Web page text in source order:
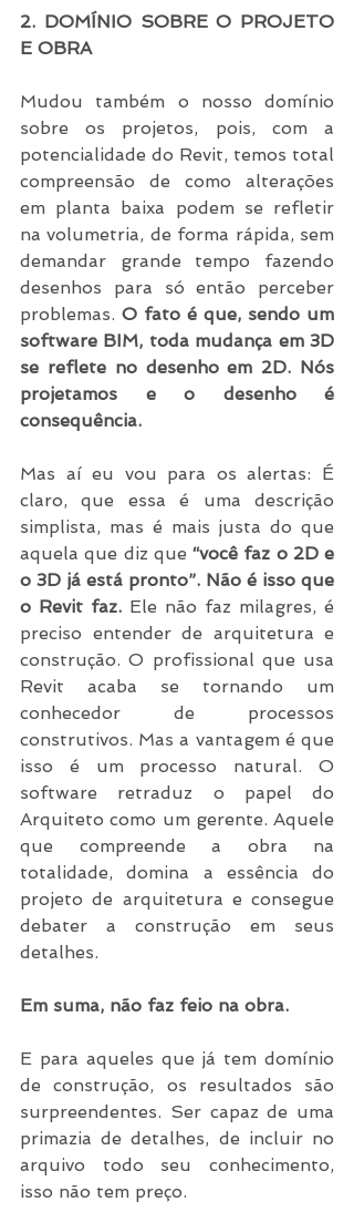
2. DOMÍNIO SOBRE O PROJETO
E OBRA
Mudou também o nosso domínio
sobre os projetos, pois, com a
potencialidade do Revit, temos total
compreensão de como alterações
em planta baixa podem se refletir
na volumetria, de forma rápida, sem
demandar grande tempo fazendo
desenhos para só então perceber
problemas. O fato é que, sendo um
software BIM, toda mudança em 3D
se reflete no desenho em 2D. Nós
projetamos e o desenho é
consequência.
Mas aí eu vou para os alertas: É
claro, que essa é uma descrição
simplista, mas é mais justa do que
aquela que diz que “você faz o 2D e
o 3D já está pronto”. Não é isso que
o Revit faz. Ele não faz milagres, é
preciso entender de arquitetura e
construção. O profissional que usa
Revit acaba se tornando um
conhecedor de processos
construtivos. Mas a vantagem é que
isso é um processo natural. O
software retraduz o papel do
Arquiteto como um gerente. Aquele
que compreende a obra na
totalidade, domina a essência do
projeto de arquitetura e consegue
debater a construção em seus
detalhes.
Em suma, não faz feio na obra.
E para aqueles que já tem domínio
de construção, os resultados são
surpreendentes. Ser capaz de uma
primazia de detalhes, de incluir no
arquivo todo seu conhecimento,
isso não tem preço.